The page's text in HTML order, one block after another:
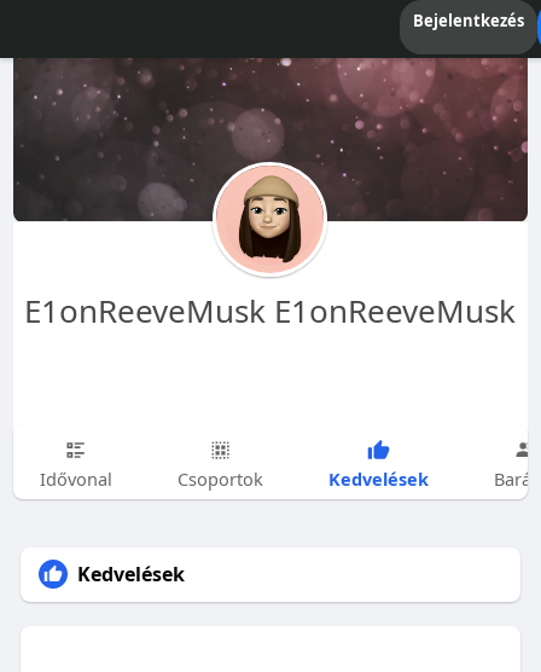
Bejelentkezés
E1onReeveMusk E1onReeveMusk
Idővonal Csoportok Kedvelések
Kedvelések